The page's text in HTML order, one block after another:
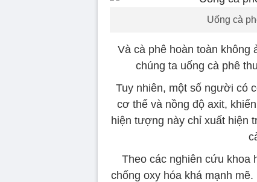
Uống cà
Và cà phê hoàn toàn
chúng ta uống cà phê
Tuy nhiên, một số người có
cơ thể và nồng độ axit,
hiện tượng này chỉ xuất hiện
Theo các nghiên cứu khoa
chống oxy hóa khá mạnh